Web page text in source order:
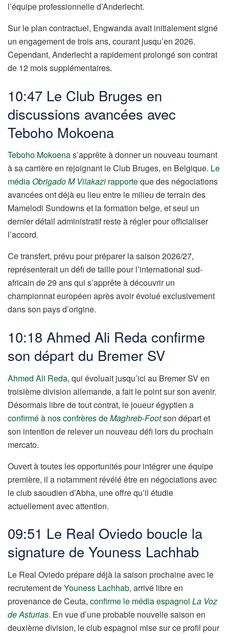
l’équipe professionnelle d’Anderlecht.
Sur le plan contractuel, Engwanda avait initialement signé
un engagement de trois ans, courant jusqu’en 2026.
Cependant, Anderlecht a rapidement prolongé son contrat
de 12 mois supplémentaires.
10:47 Le Club Bruges en
discussions avancées avec
Teboho Mokoena
Teboho Mokoenas’apprête à donner un nouveau tournant
à sa carrière en rejoignant le Club Bruges, en Belgique. Le
médiaObrigado M Vilakazi rapporteque des négociations
avancées ont déjà eu lieu entre le milieu de terrain des
Mamelodi Sundowns et la formation belge, et seul un
dernier détail administratif reste à régler pour officialiser
l’accord.
Ce transfert, prévu pour préparer la saison 2026/27,
représenterait un défi de taille pour l’international sud-
africain de 29 ans qui s’apprête à découvrir un
championnat européen après avoir évolué exclusivement
dans son pays d’origine.
10:18 Ahmed Ali Reda confirme
son départ du Bremer SV
Ahmed Ali Reda, qui évoluait jusqu’ici au Bremer SV en
troisième division allemande, a fait le point sur son avenir.
Désormais libre de tout contrat, le joueur égyptien a
confirmé à nos confrères deMaghreb-Footson départ et
son intention de relever un nouveau défi lors du prochain
mercato.
Ouvert à toutes les opportunités pour intégrer une équipe
première, il a notamment révélé être en négociations avec
le club saoudien d’Abha, une offre qu’il étudie
actuellement avec attention.
09:51 Le Real Oviedo boucle la
signature de Youness Lachhab
Le Real Oviedo prépare déjà la saison prochaine avec le
recrutement deYouness Lachhab, arrivé libre en
provenance de Ceuta, confirme le média espagnol La Voz
de Asturias. En vue d’une probable nouvelle saison en
deuxième division, le club espagnol mise sur ce profil pour